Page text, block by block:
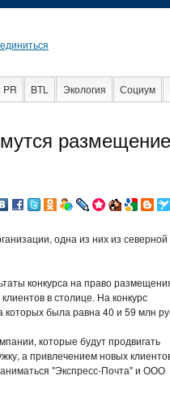
PR BTL Экология Социум
одна из них из северной
конкурса на право
в столице. На конкурс
которых была равна 40 и 59 млн
которые будут продвигать
а привлечением новых
"Экспресс-Почта" и ООО